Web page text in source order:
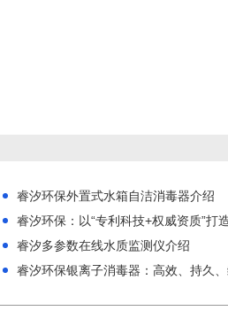
睿汐环保外置式水箱自洁消毒器介绍
睿汐多参数在线水质监测仪介绍